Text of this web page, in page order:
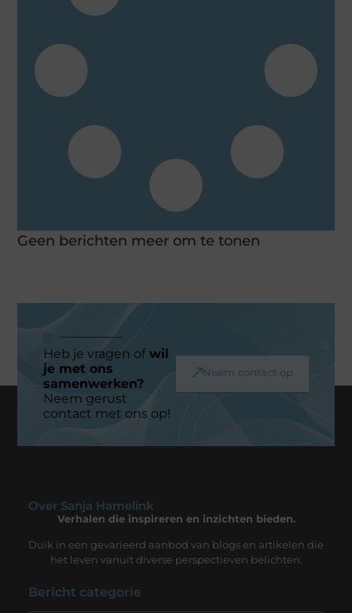
Geen berichten meer om te tonen
Heb je vragen ofwil
je met ons
samenwerken?
Neem gerust
contact met ons op!
Neem contact op
Over Sanja Hamelink
Verhalen die inspireren en inzichten bieden.
Duik in een gevarieerd aanbod van blogs en artikelen die
het leven vanuit diverse perspectieven belichten.
Bericht categorie